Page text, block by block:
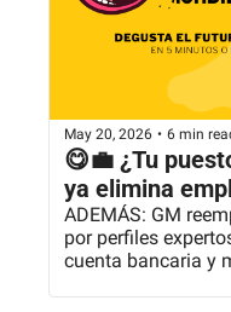
May 20, 2026 • 6 min
😋💼 ¿Tu
ya elimina
ADEMÁS: GM
por perfiles
cuenta bancaria y